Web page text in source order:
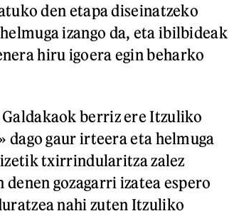
den etapa diseinatzeko
izango da, eta ibilbideak
hiru igoera egin beharko
berriz ere Itzuliko
dago gaur irteera eta helmuga
txirrindularitza zalez
gozagarri izatea espero
nahi zuten Itzuliko